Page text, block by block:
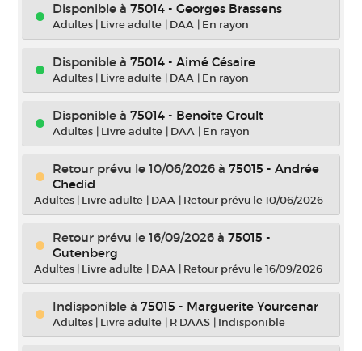
Disponible à 75014 - Georges Brassens
Adultes | Livre adulte | DAA | En rayon
Disponible à 75014 - Aimé Césaire
Adultes | Livre adulte | DAA | En rayon
Disponible à 75014 - Benoîte Groult
Adultes | Livre adulte | DAA | En rayon
Retour prévu le 10/06/2026 à 75015 - Andrée
Chedid
Adultes | Livre adulte | DAA | Retour prévu le 10/06/2026
Retour prévu le 16/09/2026 à 75015 -
Gutenberg
Adultes | Livre adulte | DAA | Retour prévu le 16/09/2026
Indisponible à 75015 - Marguerite Yourcenar
Adultes | Livre adulte | R DAAS | Indisponible